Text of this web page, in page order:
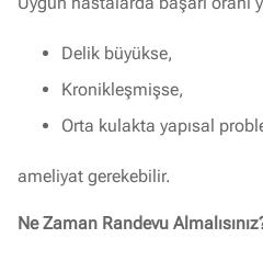
Delik büyükse,
Kronikleşmişse,
Orta kulakta yapısal
ameliyat gerekebilir.
Ne Zaman Randevu